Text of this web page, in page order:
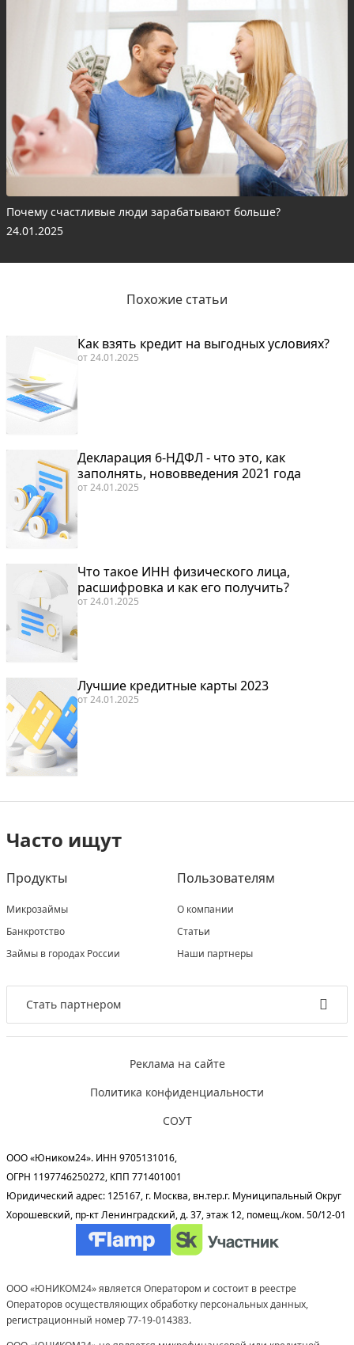
Почему счастливые люди зарабатывают больше?
24.01.2025
Похожие статьи
Как взять кредит на выгодных условиях?
от24.01.2025
Декларация 6-НДФЛ - что это, как
заполнять, нововведения 2021 года
от24.01.2025
Что такое ИНН физического лица,
расшифровка и как его получить?
от24.01.2025
Лучшие кредитные карты 2023
от24.01.2025
Часто ищут
Продукты
Микрозаймы
Банкротство
Займы в городах России
Пользователям
О компании
Статьи
Наши партнеры
Стать партнером
Реклама на сайте
Политика конфиденциальности
СОУТ
ООО «Юником24». ИНН 9705131016,
ОГРН 1197746250272, КПП 771401001
Юридический адрес: 125167, г. Москва, вн.тер.г. Муниципальный Округ
Хорошевский, пр-кт Ленинградский, д. 37, этаж 12, помещ./ком. 50/12-01
ООО «ЮНИКОМ24» является Оператором и состоит в реестре
Операторов осуществляющих обработку персональных данных,
регистрационный номер 77-19-014383.